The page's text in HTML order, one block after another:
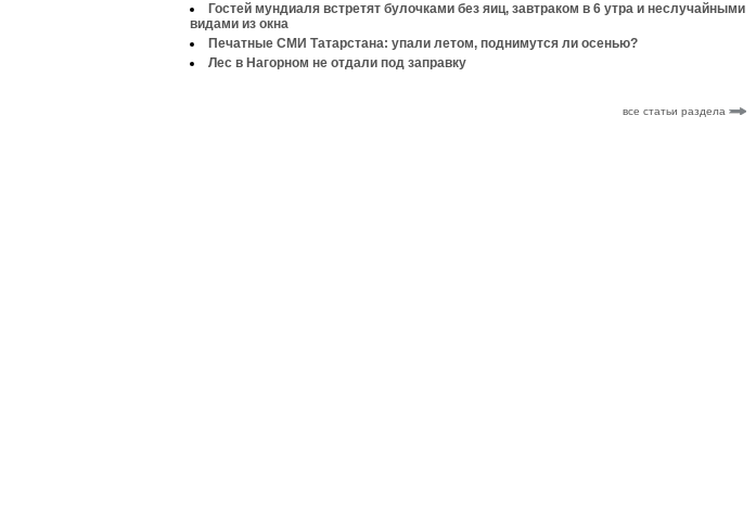
Гостей мундиаля встретят булочками без яиц, завтраком в 6 утра и неслучайными
видами из окна
Печатные СМИ Татарстана: упали летом, поднимутся ли осенью?
Лес в Нагорном не отдали под заправку
все статьи раздела